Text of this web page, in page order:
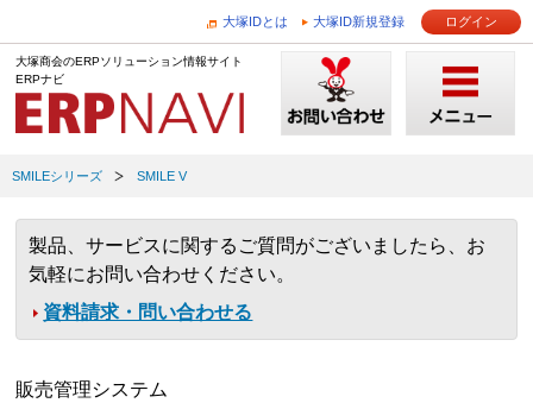
大塚IDとは 大塚ID新規登録 ログイン
大塚商会のERPソリューション情報サイト
ERPナビ
SMILEシリーズ SMILE V
製品、サービスに関するご質問がございましたら、お
気軽にお問い合わせください。
資料請求・問い合わせる
販売管理システム